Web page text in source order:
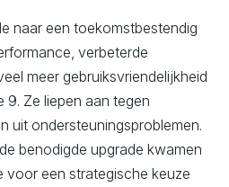
naar een toekomstbestendig
verbeterde
meer gebruiksvriendelijkheid
9. Ze liepen aan tegen
uit ondersteuningsproblemen.
benodigde upgrade kwamen
voor een strategische keuze